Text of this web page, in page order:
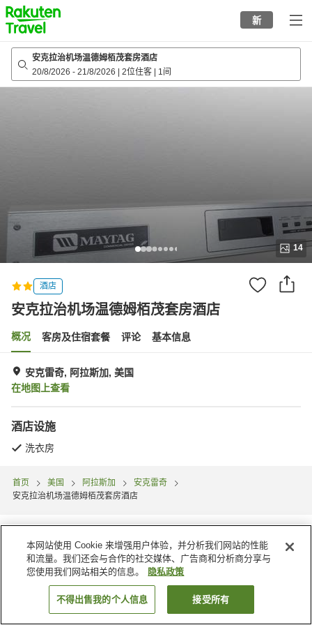
to
top
page
新
安克拉治机场温德姆栢茂套房酒店
20/8/2026 - 21/8/2026 2位住客 1间
14
酒店
安克拉治机场温德姆栢茂套房酒店
概况 客房及住宿套餐 评论 基本信息
安克雷奇, 阿拉斯加, 美国
在地图上查看
酒店设施
洗衣房
首页 美国 阿拉斯加
安克雷奇
安克拉治机场温德姆栢茂套房酒店
搜索客房
本网站使用 Cookie 来增强用户体验，并分析我们网站的性能
和流量。我们还会与合作的社交媒体、广告商和分析商分享与
您使用我们网站相关的信息。
隐私政策
不得出售我的个人信息 接受所有